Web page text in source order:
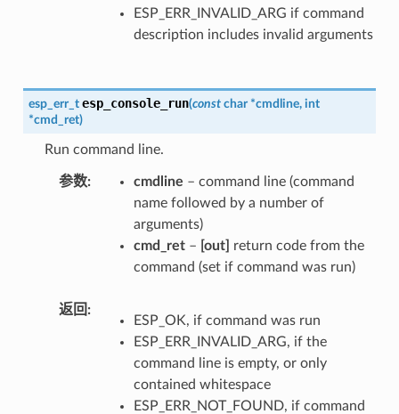
ESP_ERR_INVALID_ARG if command
description includes invalid arguments
esp_err_t esp_console_run(const char *cmdline, int
*cmd_ret)
Run command line.
参数 cmdline – command line (command
name followed by a number of
arguments)
cmd_ret– [out]
return code from the
command (set if command was run)
返回
ESP_OK, if command was run
ESP_ERR_INVALID_ARG, if the
command line is empty, or only
contained whitespace
ESP_ERR_NOT_FOUND, if command